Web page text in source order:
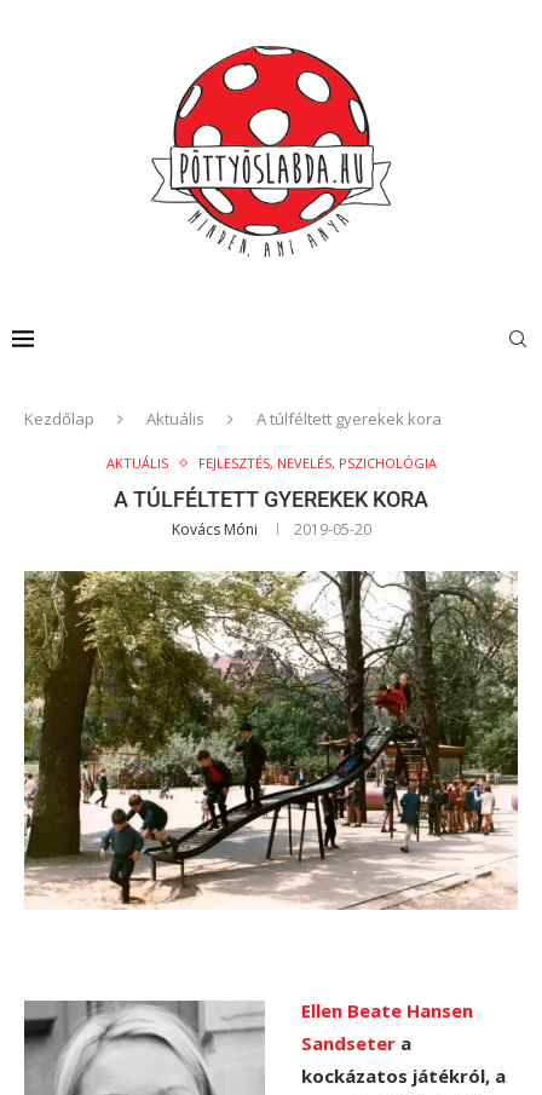
Kezdőlap Aktuális A túlféltett gyerekek kora
AKTUÁLIS FEJLESZTÉS, NEVELÉS, PSZICHOLÓGIA
A TÚLFÉLTETT GYEREKEK KORA
Kovács Móni 2019-05-20
Ellen Beate Hansen
Sandseter a
kockázatos játékról, a